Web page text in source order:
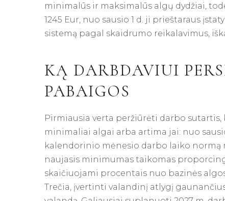
minimalūs ir maksimalūs algų dydžiai,
1245 Eur, nuo sausio 1 d. ji prieštaraus
sistemą pagal skaidrumo reikalavimus,
KĄ DARBDAVIUI
PABAIGOS
Pirmiausia verta peržiūrėti darbo
minimaliai algai arba artima jai: nuo
kalendorinio mėnesio darbo laiko normą
naujasis minimumas taikomas
skaičiuojami procentais nuo bazinės
Trečia, įvertinti valandinį atlygį